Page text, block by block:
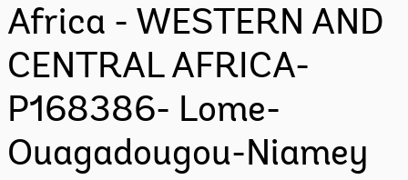
Africa - WESTERN AND
CENTRAL AFRICA-
P168386- Lome-
Ouagadougou-Niamey